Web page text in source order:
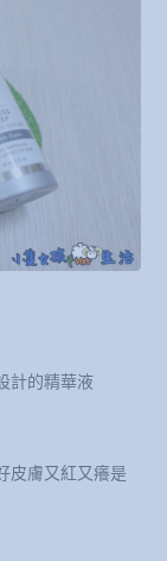
計的精華液
皮膚又紅又癢是